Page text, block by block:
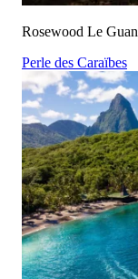
Rosewood Le
Perle des Caraïbes